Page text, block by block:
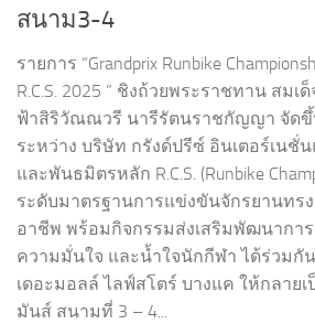
สนาม3-4
รายการ “Grandprix Runbike
R.C.S. 2025 ” ชิงถ้วยพระราชทาน สมเด็
ฟ้าสิริวัณณวรี นารีรัตนราชกัญญา จัด
ระหว่าง บริษัท กรังด์ปรีซ์ อินเตอร์เนชั่
และพันธมิตรหลัก R.C.S. (Runbike
ระดับมาตรฐานการแข่งขันจักรยานทร
อาชีพ พร้อมกิจกรรมส่งเสริมพัฒนากา
ความมั่นใจ และน้ำใจนักกีฬา ได้ร่วมกั
เดอะมอลล์ ไลฟ์สโตร์ บางแค ให้กลาย
มันส์ สนามที่ 3 – 4...